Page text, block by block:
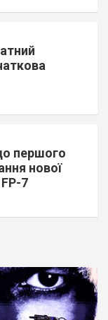
першого
нової
7